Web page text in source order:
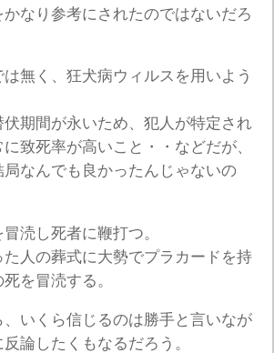
かなり参考にされたのではないだろ
無く、狂犬病ウィルスを用いよう
期間が永いため、犯人が特定され
致死率が高いこと・・などだが、
なんでも良かったんじゃないの
涜し死者に鞭打つ。
人の葬式に大勢でプラカードを持
を冒涜する。
、いくら信じるのは勝手と言いなが
論したくもなるだろう。